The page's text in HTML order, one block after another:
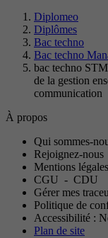
Diplomeo
Diplômes
Bac techno
Bac techno
bac techno
de la gestion
communication
À propos
Qui sommes-
Rejoignez-nous
Mentions légales
CGU - CDU
Gérer mes
Politique de
Accessibilité :
Plan de site